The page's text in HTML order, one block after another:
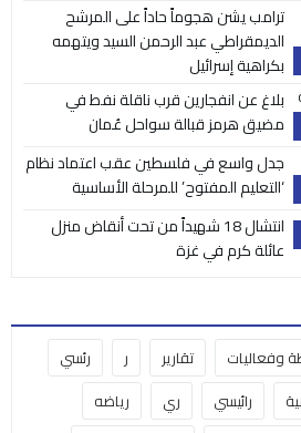
ترامب يشن هجوماً حاداً على المرشح
الديمقراطي عبد الرحمن السيد ويتهمه
بكراهية إسرائيل
بلاغ عن انفجارين قرب ناقلة نفط في
مضيق هرمز قبالة سواحل عُمان
جدل واسع في فلسطين عقب اعتماد نظام
‘التعليم المفتوح’ للمرحلة الأساسية
انتشال 18 شهيداً من تحت أنقاض منزل
عائلة كرم في غزة
وفعاليات تقارير ر
رئسي
رائيسي ري
رياضه